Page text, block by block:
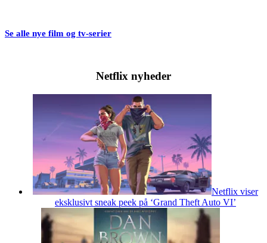
Se alle nye film og tv-serier
Netflix nyheder
Netflix viser
eksklusivt sneak peek på ‘Grand Theft Auto VI’